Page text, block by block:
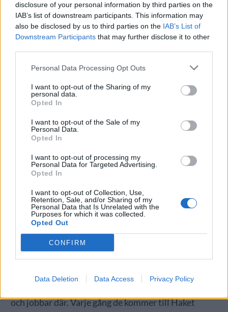
disclosure of your personal information by third parties on the
IAB’s list of downstream participants. This information may
also be disclosed by us to third parties on the IAB’s List of
Downstream Participants that may further disclose it to other
Personal Data Processing Opt Outs
I want to opt-out of the Sharing of my
personal data.
Opted In
I want to opt-out of the Sale of my
Personal Data.
Opted In
I want to opt-out of processing my
Personal Data for Targeted Advertising.
Opted In
I want to opt-out of Collection, Use,
Retention, Sale, and/or Sharing of my
Personal Data that Is Unrelated with the
Purposes for which it was collected.
Opted Out
CONFIRM
Data Deletion Data Access Privacy Policy
– Jag tror inte att ölfestivaler kommer försvinna på
sätt som innan. Jag själv föredrar ju mindre mera
intima ölfestivaler men jag är ju inte som alla andra
Vilket svenskt bryggeri tycker du förtjänar mer
uppmärksamhet? Varför är det så?
– Vega är ett av mina absoluta favoritbryggerier. Bra
och jobbar där. Varje gång de kommer till Haket